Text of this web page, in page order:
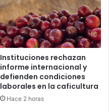
Instituciones rechazan
informe internacional y
defienden condiciones
laborales en la caficultura
Hace 2 horas